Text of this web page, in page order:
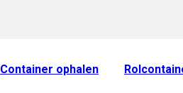
Container ophalen